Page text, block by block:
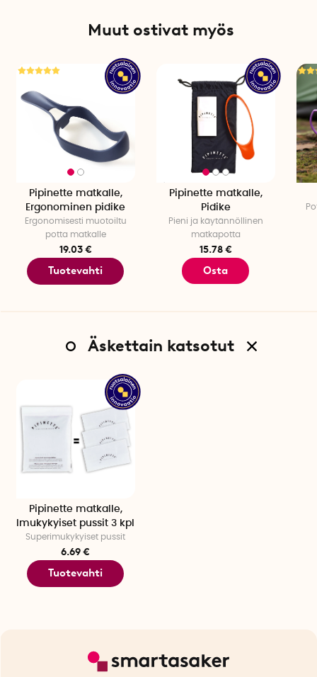
Muut ostivat myös
Pipinette matkalle,
Ergonominen pidike
Ergonomisesti muotoiltu
potta matkalle
19.03 €
Tuotevahti
Pipinette matkalle,
Pidike
Pieni ja käytännöllinen
matkapotta
15.78 €
Osta
Äskettain katsotut
Pipinette matkalle,
Imukykyiset pussit 3 kpl
Superimukykyiset pussit
6.69 €
Tuotevahti